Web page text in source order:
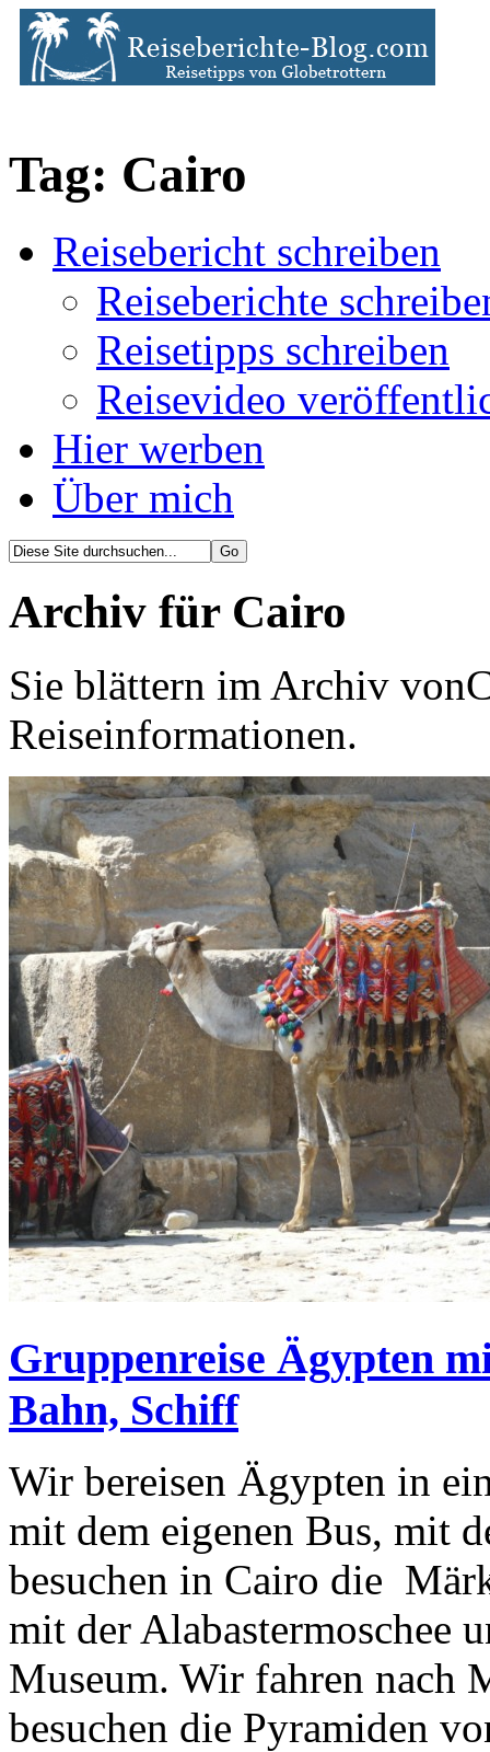
Tag: Cairo
Reisebericht schreiben
Reiseberichte
Reisetipps schreiben
Reisevideo
Hier werben
Über mich
Archiv für Cairo
Sie blättern im Archiv
Reiseinformationen.
Gruppenreise Ägypten
Bahn, Schiff
Wir bereisen Ägypten in
mit dem eigenen Bus, mit
besuchen in Cairo die
mit der Alabastermoschee
Museum. Wir fahren nach
besuchen die Pyramiden